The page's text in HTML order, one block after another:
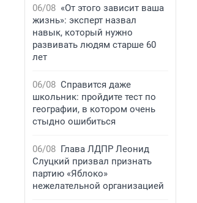
06/08 «От этого зависит ваша
жизнь»: эксперт назвал
навык, который нужно
развивать людям старше 60
лет
06/08 Справится даже
школьник: пройдите тест по
географии, в котором очень
стыдно ошибиться
06/08 Глава ЛДПР Леонид
Слуцкий призвал признать
партию «Яблоко»
нежелательной организацией